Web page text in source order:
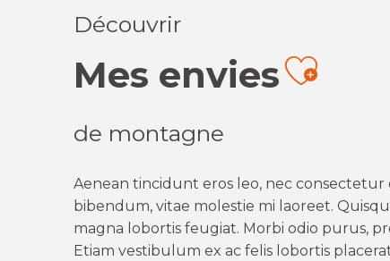
Découvrir
Mes envies
de montagne
Aenean tincidunt eros leo, nec
bibendum, vitae molestie mi laoreet.
magna lobortis feugiat. Morbi odio purus,
Etiam vestibulum ex ac felis lobortis